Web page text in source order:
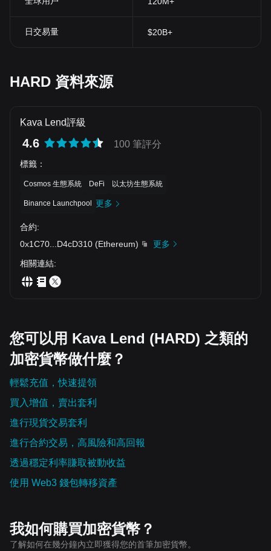
日交易量 $20B+
HARD 資料來源
Kava Lend評級
4.6 100 筆評分
標籤 ：
Cosmos 生態系統 DeFi 以太坊生態系統
Binance Launchpool 更多
合約:
0x1C70
D4cD310 (Ethereum)
更多
相關連結:
您可以用 Kava Lend (HARD) 之類的
加密貨幣做什麼？
輕鬆充值，快速提領
買入增值，賣出套利
進行現貨交易套利
進行合約交易，高風險和高回報
透過穩定利率賺取被動收益
使用 Web3 錢包轉移資產
我如何購買加密貨幣？
了解如何在幾分鐘內立即獲得您的首筆加密貨幣。